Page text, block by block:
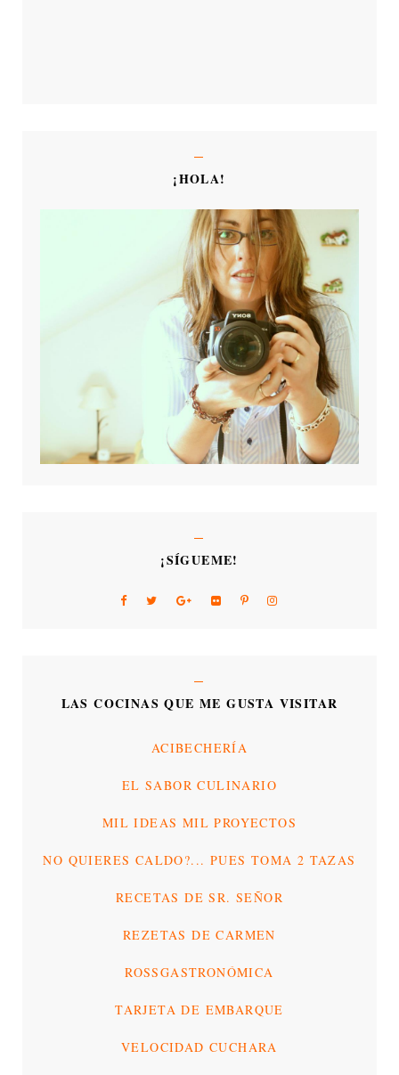
¡HOLA!
¡SÍGUEME!
LAS COCINAS QUE ME GUSTA VISITAR
ACIBECHERÍA
EL SABOR CULINARIO
MIL IDEAS MIL PROYECTOS
NO QUIERES CALDO?... PUES TOMA 2 TAZAS
RECETAS DE SR. SEÑOR
REZETAS DE CARMEN
ROSSGASTRONÓMICA
TARJETA DE EMBARQUE
VELOCIDAD CUCHARA